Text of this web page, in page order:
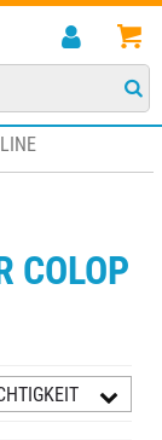
COLOP